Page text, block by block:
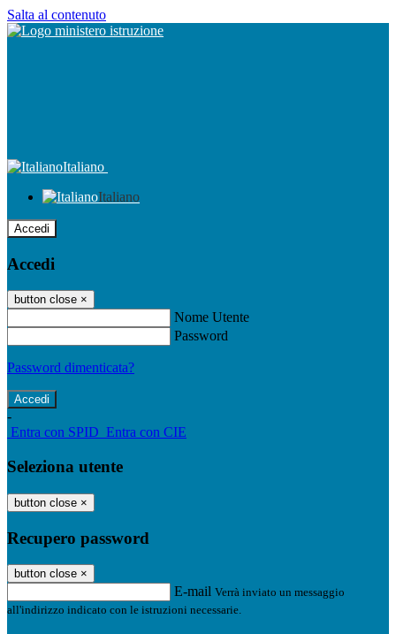
Salta al contenuto
Italiano
Italiano
Accedi
Accedi
button close ×
Nome Utente
Password
Password dimenticata?
-
Entra con SPID Entra con CIE
Seleziona utente
button close ×
Recupero password
button close ×
E-mail Verrà inviato un messaggio
all'indirizzo indicato con le istruzioni necessarie.